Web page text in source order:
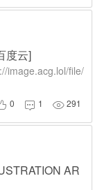
度云]
image.acg.lol/file/
0  1 291
AR